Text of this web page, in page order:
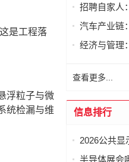
是工程落
浮粒子与微
统检漏与维
文思考
招聘自家人
家及人才需
汽车产业链
经济与管理
查看更多...
信息排行
2026公共显
指南：如何
半导体展会